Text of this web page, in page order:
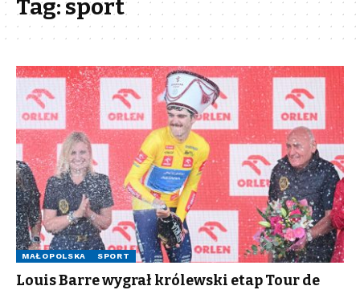
Tag:sport
MAŁOPOLSKA SPORT
Louis Barre wygrał królewski etap Tour de